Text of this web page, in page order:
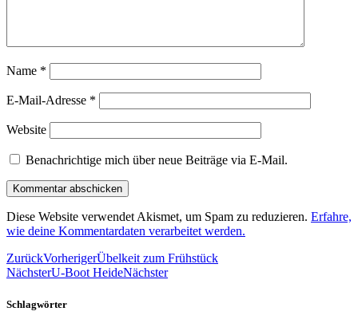
Name *
E-Mail-Adresse *
Website
Benachrichtige mich über neue Beiträge via E-Mail.
Diese Website verwendet Akismet, um Spam zu reduzieren. Erfahre,
wie deine Kommentardaten verarbeitet werden.
ZurückVorherigerÜbelkeit zum Frühstück
NächsterU-Boot HeideNächster
Schlagwörter